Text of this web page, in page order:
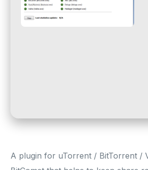
A plugin for uTorrent / BitTorrent /